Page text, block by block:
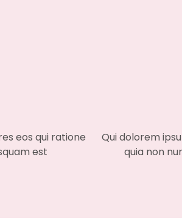
eos qui ratione
est
Qui dolorem
quia non